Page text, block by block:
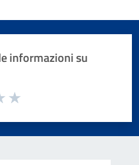
informazioni su